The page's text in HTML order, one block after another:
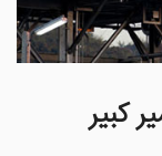
کبیر